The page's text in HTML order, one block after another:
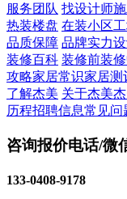
服务团队 找设计师
热装楼盘 在装小区
品质保障 品牌实力
装修百科 装修前装
攻略家居常识家居测
了解杰美 关于杰美
历程招聘信息常见问
咨询报价电话/微
133-0408-9178